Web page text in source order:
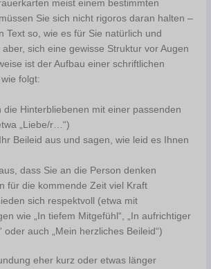
meist einem bestimmten
Sie sich nicht rigoros daran halten –
Text so, wie es für Sie natürlich und
sich eine gewisse Struktur vor Augen
ist der Aufbau einer schriftlichen
folgt:
die Hinterbliebenen mit einer passenden
„Liebe/r…“)
Beileid aus und sagen, wie leid es Ihnen
dass Sie an die Person denken
für die kommende Zeit viel Kraft
sich respektvoll (etwa mit
wie „In tiefem Mitgefühl“, „In aufrichtiger
oder auch „Mein herzliches Beileid“)
eher kurz oder etwas länger